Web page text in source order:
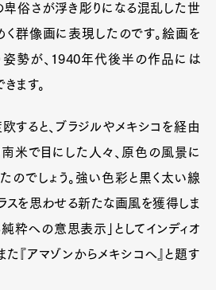
卑俗さが浮き彫りになる混乱した世
く群像画に表現したのです。絵画を
勢が、1940年代後半の作品には
ます。
すると、ブラジルやメキシコを経由
米で目にした人々、原色の風景に
のでしょう。強い色彩と黒く太い線
スを思わせる新たな画風を獲得しま
粋への意思表示」としてインディオ
『アマゾンからメキシコへ』と題す